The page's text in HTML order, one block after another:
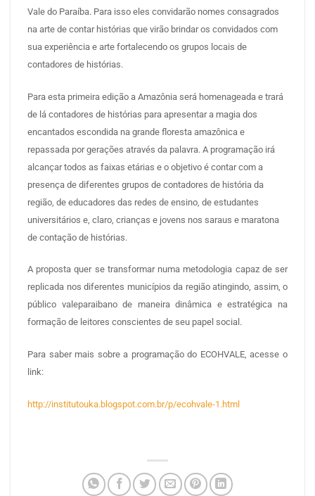
Vale do Paraíba. Para isso eles convidarão nomes consagrados
na arte de contar histórias que virão brindar os convidados com
sua experiência e arte fortalecendo os grupos locais de
contadores de histórias.
Para esta primeira edição a Amazônia será homenageada e trará
de lá contadores de histórias para apresentar a magia dos
encantados escondida na grande floresta amazônica e
repassada por gerações através da palavra. A programação irá
alcançar todos as faixas etárias e o objetivo é contar com a
presença de diferentes grupos de contadores de história da
região, de educadores das redes de ensino, de estudantes
universitários e, claro, crianças e jovens nos saraus e maratona
de contação de histórias.
A proposta quer se transformar numa metodologia capaz de ser
replicada nos diferentes municípios da região atingindo, assim, o
público valeparaibano de maneira dinâmica e estratégica na
formação de leitores conscientes de seu papel social.
Para saber mais sobre a programação do ECOHVALE, acesse o
link:
http://institutouka.blogspot.com.br/p/ecohvale-1.html